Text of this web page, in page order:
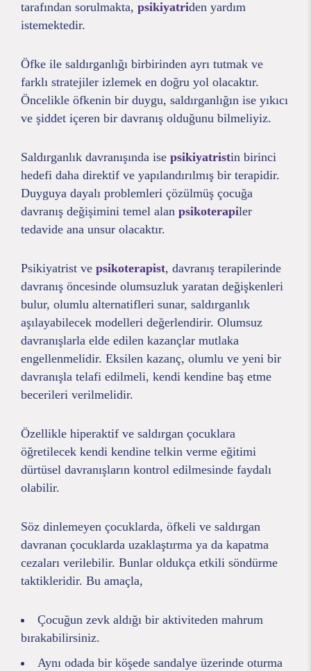
tarafından sorulmakta, psikiyatriden yardım
istemektedir.
Öfke ile saldırganlığı birbirinden ayrı tutmak ve
farklı stratejiler izlemek en doğru yol olacaktır.
Öncelikle öfkenin bir duygu, saldırganlığın ise yıkıcı
ve şiddet içeren bir davranış olduğunu bilmeliyiz.
Saldırganlık davranışında ise psikiyatristin birinci
hedefi daha direktif ve yapılandırılmış bir terapidir.
Duyguya dayalı problemleri çözülmüş çocuğa
davranış değişimini temel alan psikoterapiler
tedavide ana unsur olacaktır.
Psikiyatrist ve psikoterapist, davranış terapilerinde
davranış öncesinde olumsuzluk yaratan değişkenleri
bulur, olumlu alternatifleri sunar, saldırganlık
aşılayabilecek modelleri değerlendirir. Olumsuz
davranışlarla elde edilen kazançlar mutlaka
engellenmelidir. Eksilen kazanç, olumlu ve yeni bir
davranışla telafi edilmeli, kendi kendine baş etme
becerileri verilmelidir.
Özellikle hiperaktif ve saldırgan çocuklara
öğretilecek kendi kendine telkin verme eğitimi
dürtüsel davranışların kontrol edilmesinde faydalı
olabilir.
Söz dinlemeyen çocuklarda, öfkeli ve saldırgan
davranan çocuklarda uzaklaştırma ya da kapatma
cezaları verilebilir. Bunlar oldukça etkili söndürme
taktikleridir. Bu amaçla,
Çocuğun zevk aldığı bir aktiviteden mahrum
bırakabilirsiniz.
Aynı odada bir köşede sandalye üzerinde oturma